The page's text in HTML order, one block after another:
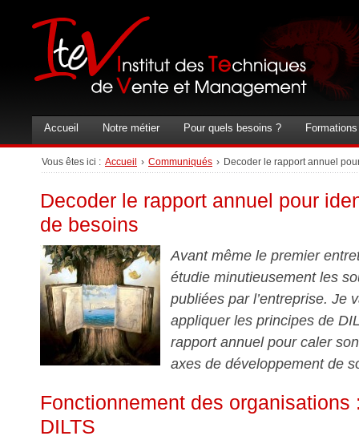
Accueil Notre métier Pour quels besoins ? Formations
Vous êtes ici : Accueil › Communiqués › Decoder le rapport annuel
Decoder le rapport annuel pour
de besoins
Avant même le premier
étudie minutieusement les
publiées par l’entreprise. Je
appliquer les principes de
rapport annuel pour caler
axes de développement de
Fonctionnement des organisations
DILTS